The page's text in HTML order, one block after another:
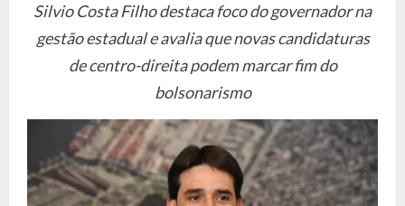
Silvio Costa Filho destaca foco do governador na
gestão estadual e avalia que novas candidaturas
de centro-direita podem marcar fim do
bolsonarismo